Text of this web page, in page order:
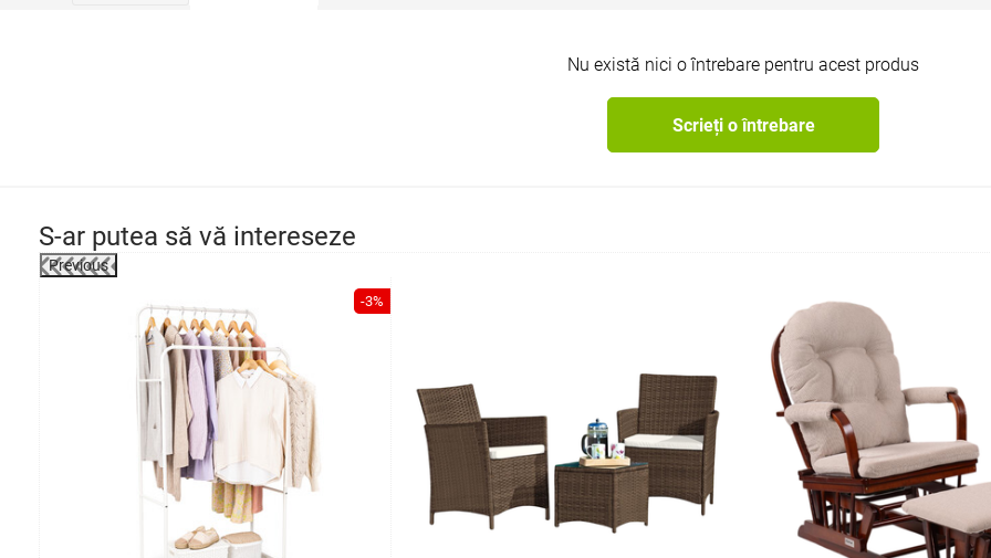
Nu există nici o întrebare pentru acest produs
Scrieți o întrebare
S-ar putea să vă intereseze
Previous
-3%